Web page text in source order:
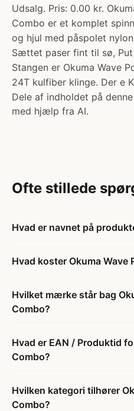
Udsalg. Pris: 0.00 kr.
Combo er et komplet
og hjul med påspolet
Sættet paser fint til sø,
Stangen er Okuma Wave
24T kulfiber klinge. Der e
Dele af indholdet på
med hjælp fra AI.
Ofte stillede
Hvad er navnet på
Hvad koster Okuma Wave
Hvilket mærke står bag
Combo?
Hvad er EAN / Produktid
Combo?
Hvilken kategori tilhører
Combo?